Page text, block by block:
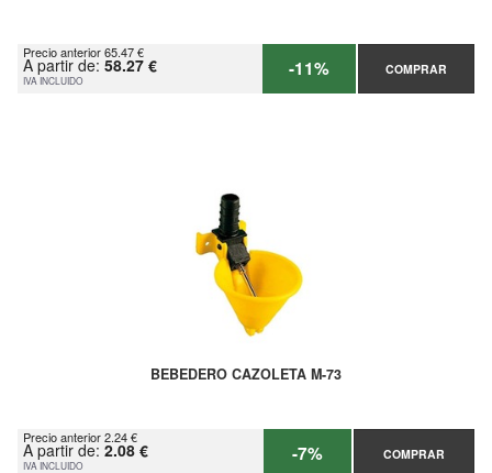
Precio anterior 65.47 €
A partir de: 58.27 €
IVA INCLUIDO -11% COMPRAR
BEBEDERO CAZOLETA M-73
Precio anterior 2.24 €
A partir de: 2.08 €
IVA INCLUIDO -7% COMPRAR